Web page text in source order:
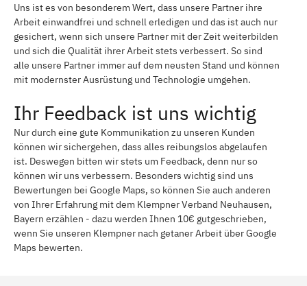
Uns ist es von besonderem Wert, dass unsere Partner ihre
Arbeit einwandfrei und schnell erledigen und das ist auch nur
gesichert, wenn sich unsere Partner mit der Zeit weiterbilden
und sich die Qualität ihrer Arbeit stets verbessert. So sind
alle unsere Partner immer auf dem neusten Stand und können
mit modernster Ausrüstung und Technologie umgehen.
Ihr Feedback ist uns wichtig
Nur durch eine gute Kommunikation zu unseren Kunden
können wir sichergehen, dass alles reibungslos abgelaufen
ist. Deswegen bitten wir stets um Feedback, denn nur so
können wir uns verbessern. Besonders wichtig sind uns
Bewertungen bei Google Maps, so können Sie auch anderen
von Ihrer Erfahrung mit dem Klempner Verband Neuhausen,
Bayern erzählen - dazu werden Ihnen 10€ gutgeschrieben,
wenn Sie unseren Klempner nach getaner Arbeit über Google
Maps bewerten.